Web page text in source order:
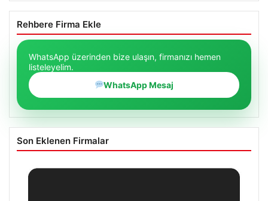
Rehbere Firma Ekle
WhatsApp üzerinden bize ulaşın, firmanızı hemen
listeleyelim.
WhatsApp Mesaj
Son Eklenen Firmalar